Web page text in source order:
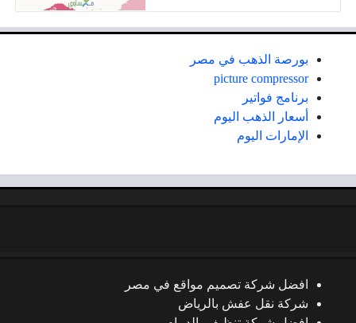
بورصة الذهب في مصر
picture compressor
برنامج فواتير
أسعار الذهب اليوم
الإمارات اليوم
افضل شركة تصميم مواقع في مصر
شركة نقل عفش بالرياض